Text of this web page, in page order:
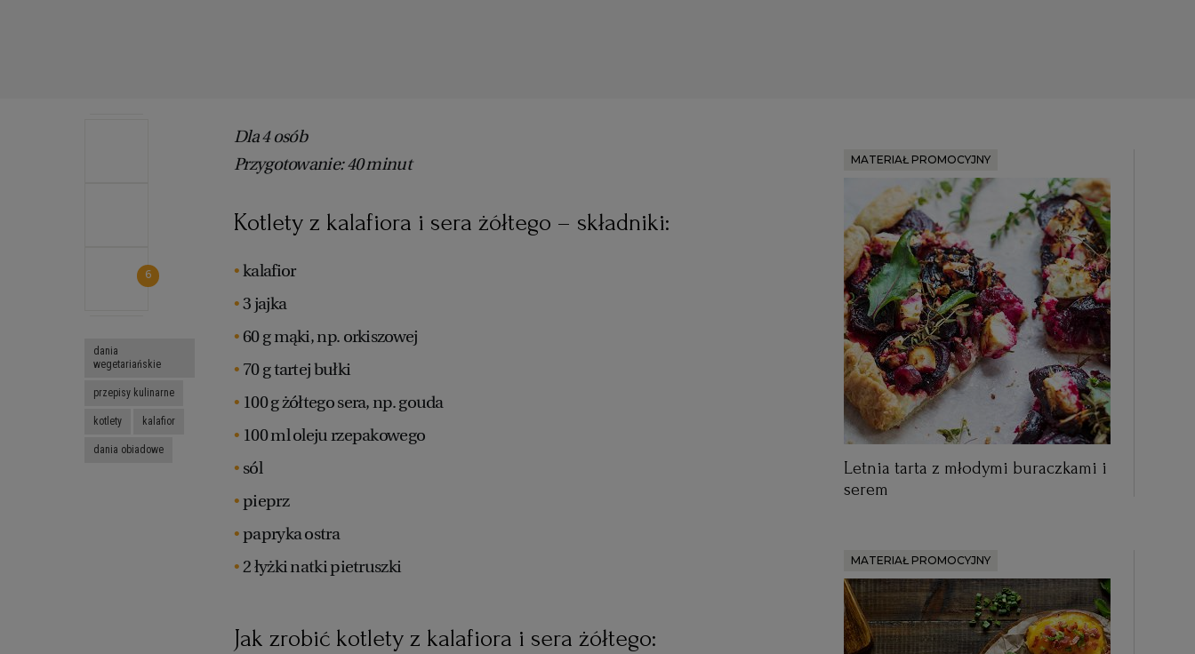
Dla 4 osób
Przygotowanie: 40 minut
Kotlety z kalafiora i sera żółtego – składniki:
kalafior
3 jajka
60 g mąki, np. orkiszowej
70 g tartej bułki
100 g żółtego sera, np. gouda
100 ml oleju rzepakowego
sól
pieprz
papryka ostra
2 łyżki natki pietruszki
Jak zrobić kotlety z kalafiora i sera żółtego:
6
dania
wegetariańskie
przepisy kulinarne
kotlety kalafior
dania obiadowe
MATERIAŁ PROMOCYJNY
Letnia tarta z młodymi buraczkami i
serem
MATERIAŁ PROMOCYJNY